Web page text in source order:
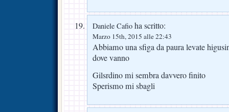
Daniele Cafio ha scritto:
Marzo 15th, 2015 alle 22:43
Abbiamo una sfiga da paura levate
dove vanno
Gilsrdino mi sembra davvero finito
Sperismo mi sbagli